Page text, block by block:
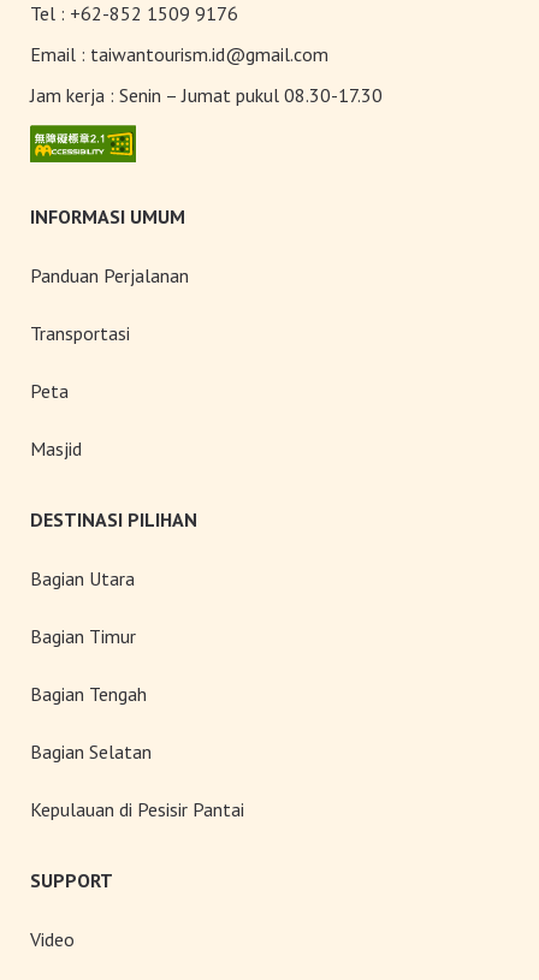
Tel : +62-852 1509 9176
Email : taiwantourism.id@gmail.com
Jam kerja : Senin – Jumat pukul 08.30-17.30
INFORMASI UMUM
Panduan Perjalanan
Transportasi
Peta
Masjid
DESTINASI PILIHAN
Bagian Utara
Bagian Timur
Bagian Tengah
Bagian Selatan
Kepulauan di Pesisir Pantai
SUPPORT
Video